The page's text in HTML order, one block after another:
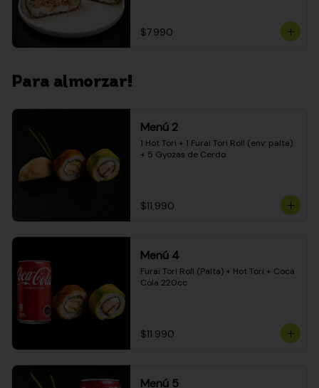
$7.990
Para almorzar!
Menú 2
1 Hot Tori + 1 Furai Tori Roll (env. palta)
+ 5 Gyozas de Cerdo
$11.990
Menú 4
Furai Tori Roll (Palta) + Hot Tori + Coca
Cola 220cc
$11.990
Menú 5